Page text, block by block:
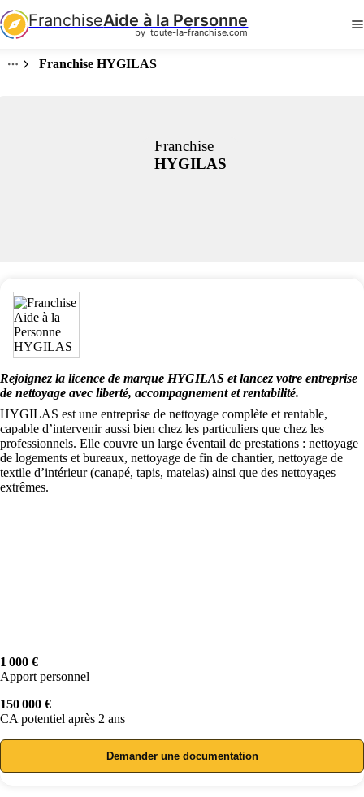
FranchiseAide à la Personne
by  toute-la-franchise.com
Franchise HYGILAS
Franchise
HYGILAS
Rejoignez la licence de marque HYGILAS et lancez votre entreprise
de nettoyage avec liberté, accompagnement et rentabilité.
HYGILAS est une entreprise de nettoyage complète et rentable,
capable d’intervenir aussi bien chez les particuliers que chez les
professionnels. Elle couvre un large éventail de prestations : nettoyage
de logements et bureaux, nettoyage de fin de chantier, nettoyage de
textile d’intérieur (canapé, tapis, matelas) ainsi que des nettoyages
extrêmes.
1 000 €
Apport personnel
150 000 €
CA potentiel après 2 ans
Demander une documentation